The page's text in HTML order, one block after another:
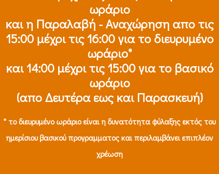
ωράριο
και η Παραλαβή - Αναχώρηση απο τις
15:00 μέχρι τις 16:00 για το διευρυμένο
ωράριο*
και 14:00 μέχρι τις 15:00 για το βασικό
ωράριο
(απο Δευτέρα εως και Παρασκευή)
* το διευρυμένο ωράριο είναι η δυνατότητα φύλαξης εκτός του
ημερίσιου βασικού προγραμματος και περιλαμβάνει επιπλέον
χρέωση